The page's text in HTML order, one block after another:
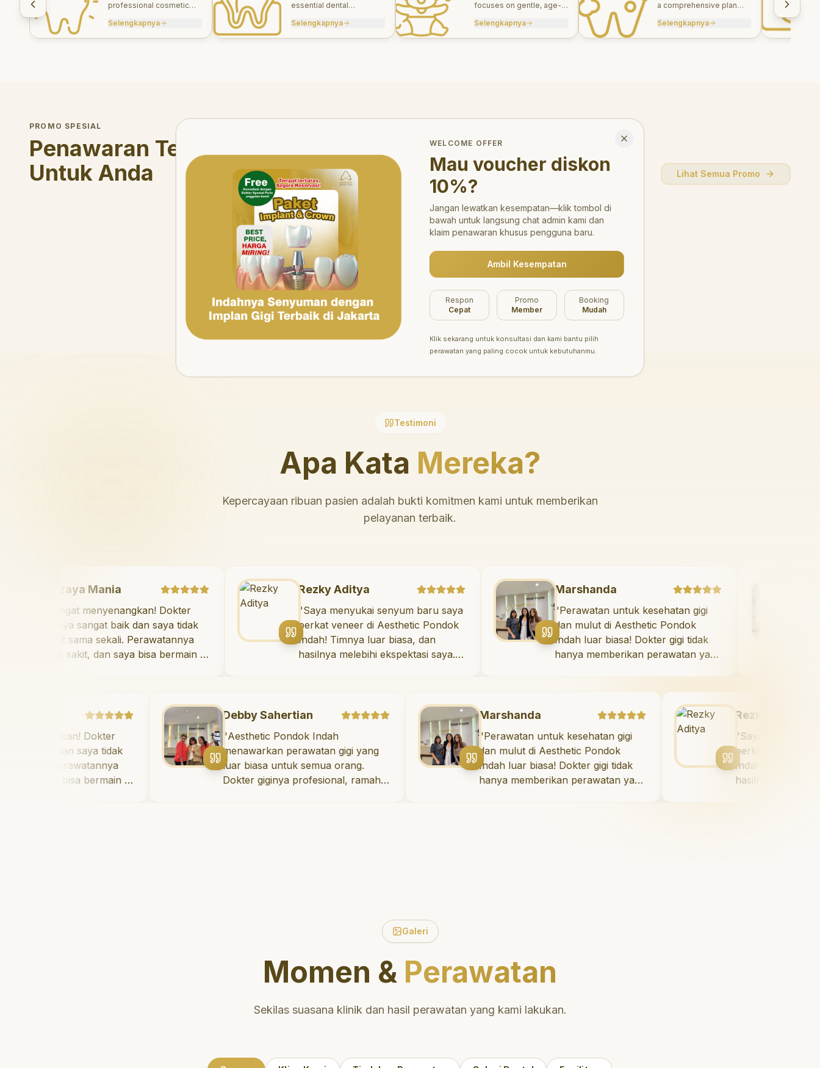
professional cosmetic
brighten your smile safely
and effectively.
Selengkapnya
essential dental
save a tooth that has
been severely damaged
Selengkapnya
focuses on gentle, age-
for infants, children, and
teens.
Selengkapnya
a comprehensive plan
aesthetic treatments to
rebuild function, comfort,
Selengkapnya
PROMO SPESIAL
Penawaran Terbatas
Untuk Anda
Lihat Semua Promo
Belum ada promo tersedia saat ini.
Testimoni
Apa Kata Mereka?
Kepercayaan ribuan pasien adalah bukti komitmen kami untuk memberikan
pelayanan terbaik.
Mazaya Mania
"Sangat menyenangkan! Dokter
giginya sangat baik dan saya tidak
takut sama sekali. Perawatannya
tidak sakit, dan saya bisa bermain di
Rezky Aditya
"Saya menyukai senyum baru saya
berkat veneer di Aesthetic Pondok
Indah! Timnya luar biasa, dan
hasilnya melebihi ekspektasi saya.
Marshanda
"Perawatan untuk kesehatan gigi
dan mulut di Aesthetic Pondok
Indah luar biasa! Dokter gigi tidak
hanya memberikan perawatan yang
mengedukasi saya mengenai teknik
perawatan dan pembersihan gigi
yang tepat. Sangat
direkomendasikan!
Dokter
dan saya tidak
Perawatannya
bisa bermain di
Debby Sahertian
"Aesthetic Pondok Indah
menawarkan perawatan gigi yang
luar biasa untuk semua orang.
Dokter giginya profesional, ramah,
Marshanda
"Perawatan untuk kesehatan gigi
dan mulut di Aesthetic Pondok
Indah luar biasa! Dokter gigi tidak
hanya memberikan perawatan yang
Rezky Aditya
"Saya menyukai senyum
berkat veneer di Aesthetic
Indah! Timnya luar biasa,
hasilnya melebihi
Galeri
Momen & Perawatan
Sekilas suasana klinik dan hasil perawatan yang kami lakukan.
Welcome Offer
WELCOME OFFER
Mau voucher diskon
10%?
Jangan lewatkan kesempatan—klik tombol di
bawah untuk langsung chat admin kami dan
klaim penawaran khusus pengguna baru.
Ambil Kesempatan
Respon
Cepat
Promo
Member
Booking
Mudah
Klik sekarang untuk konsultasi dan kami bantu pilih
perawatan yang paling cocok untuk kebutuhanmu.
Close